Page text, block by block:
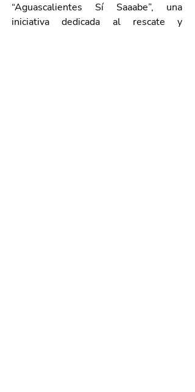
“Aguascalientes Sí Saaabe”, una
iniciativa dedicada al rescate y